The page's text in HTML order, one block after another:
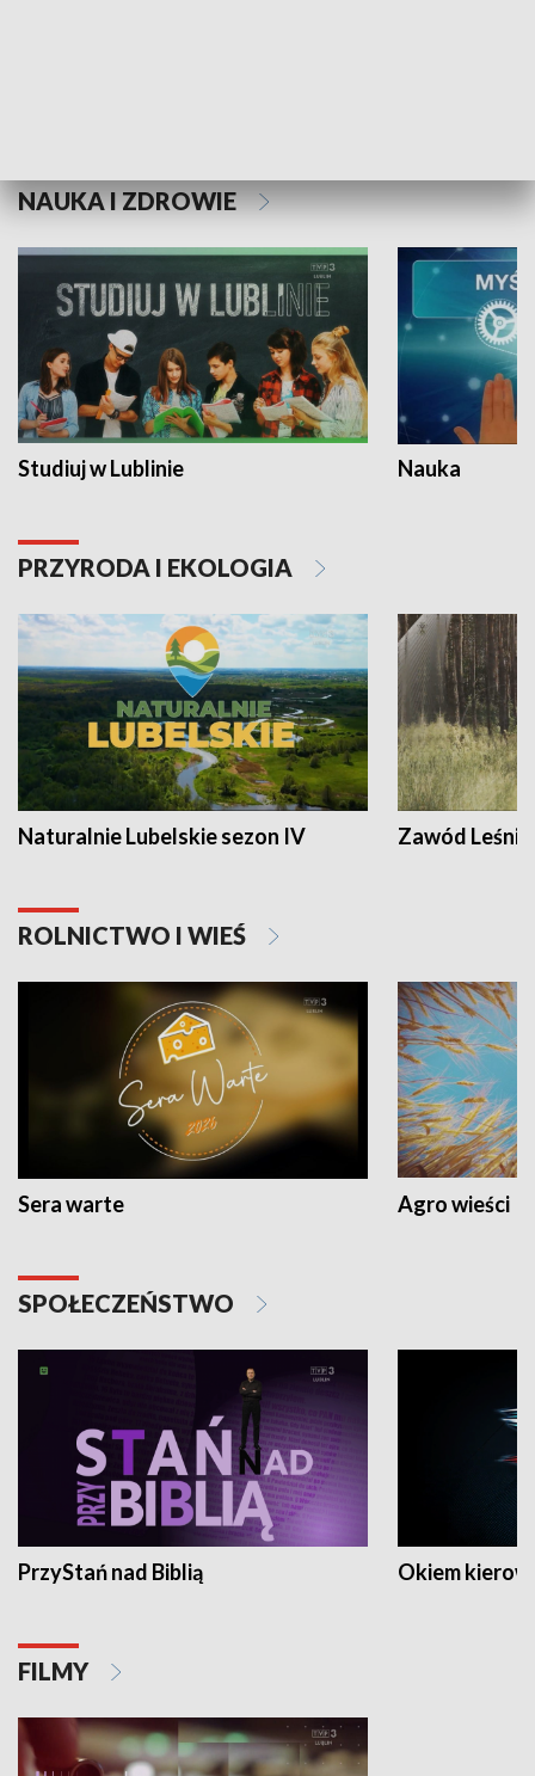
NAUKA I ZDROWIE
Studiuj w Lublinie Nauka
PRZYRODA I EKOLOGIA
Naturalnie Lubelskie sezon IV Zawód Leśnik
ROLNICTWO I WIEŚ
Sera warte Agro wieści
SPOŁECZEŃSTWO
PrzyStań nad Biblią Okiem
FILMY